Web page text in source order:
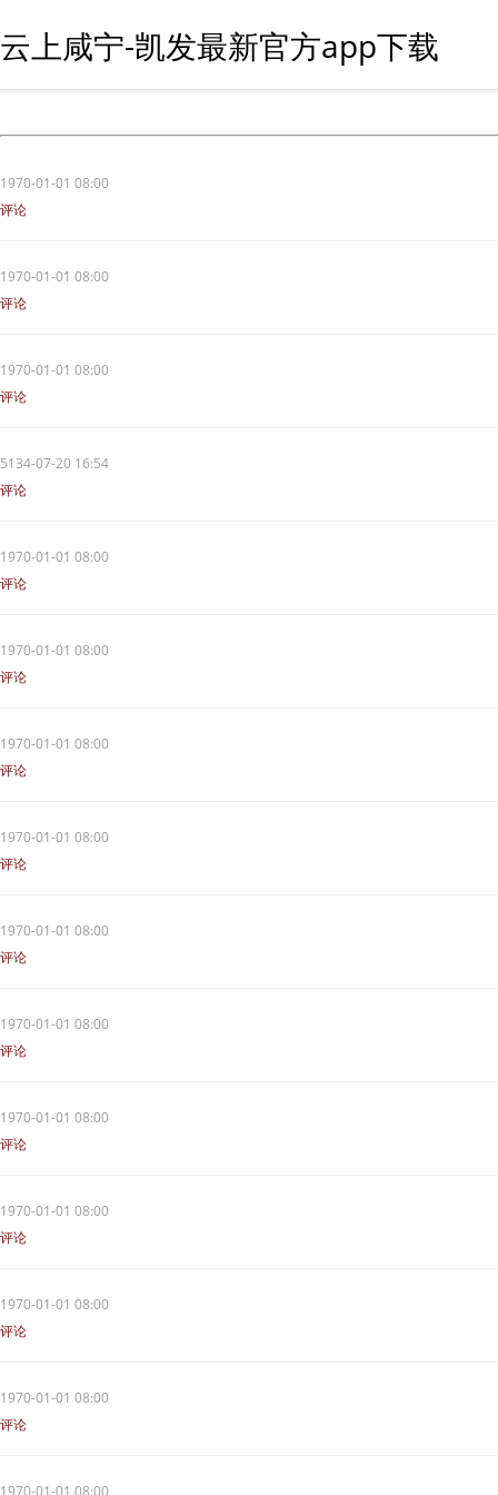
云上咸宁-凯发最新官方app下载
1970-01-01 08:00
评论
1970-01-01 08:00
评论
1970-01-01 08:00
评论
5134-07-20 16:54
评论
1970-01-01 08:00
评论
1970-01-01 08:00
评论
1970-01-01 08:00
评论
1970-01-01 08:00
评论
1970-01-01 08:00
评论
1970-01-01 08:00
评论
1970-01-01 08:00
评论
1970-01-01 08:00
评论
1970-01-01 08:00
评论
1970-01-01 08:00
评论
1970-01-01 08:00